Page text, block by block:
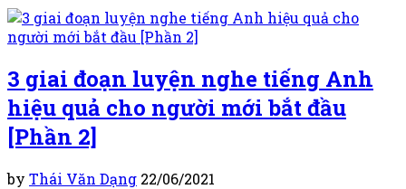
3 giai đoạn luyện nghe tiếng Anh
hiệu quả cho người mới bắt đầu
[Phần 2]
by Thái Văn Dạng 22/06/2021